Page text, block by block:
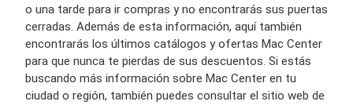
o una tarde para ir compras y no encontrarás sus puertas
cerradas. Además de esta información, aquí también
encontrarás los últimos catálogos y ofertas Mac Center
para que nunca te pierdas de sus descuentos. Si estás
buscando más información sobre Mac Center en tu
ciudad o región, también puedes consultar el sitio web de